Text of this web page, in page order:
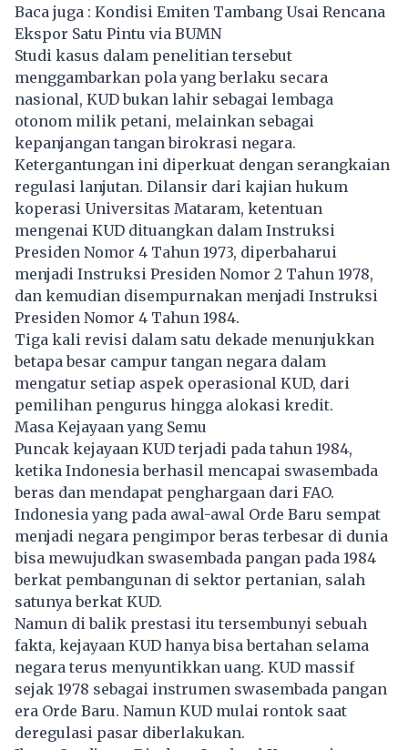
Baca juga : Kondisi Emiten Tambang Usai Rencana
Ekspor Satu Pintu via BUMN
Studi kasus dalam penelitian tersebut
menggambarkan pola yang berlaku secara
nasional, KUD bukan lahir sebagai lembaga
otonom milik petani, melainkan sebagai
kepanjangan tangan birokrasi negara.
Ketergantungan ini diperkuat dengan serangkaian
regulasi lanjutan. Dilansir dari kajian hukum
koperasi Universitas Mataram, ketentuan
mengenai KUD dituangkan dalam Instruksi
Presiden Nomor 4 Tahun 1973, diperbaharui
menjadi Instruksi Presiden Nomor 2 Tahun 1978,
dan kemudian disempurnakan menjadi Instruksi
Presiden Nomor 4 Tahun 1984.
Tiga kali revisi dalam satu dekade menunjukkan
betapa besar campur tangan negara dalam
mengatur setiap aspek operasional KUD, dari
pemilihan pengurus hingga alokasi kredit.
Masa Kejayaan yang Semu
Puncak kejayaan KUD terjadi pada tahun 1984,
ketika Indonesia berhasil mencapai swasembada
beras dan mendapat penghargaan dari FAO.
Indonesia yang pada awal-awal Orde Baru sempat
menjadi negara pengimpor beras terbesar di dunia
bisa mewujudkan swasembada pangan pada 1984
berkat pembangunan di sektor pertanian, salah
satunya berkat KUD.
Namun di balik prestasi itu tersembunyi sebuah
fakta, kejayaan KUD hanya bisa bertahan selama
negara terus menyuntikkan uang. KUD massif
sejak 1978 sebagai instrumen swasembada pangan
era Orde Baru. Namun KUD mulai rontok saat
deregulasi pasar diberlakukan.